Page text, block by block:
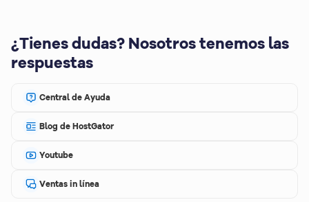
¿Tienes dudas? Nosotros tenemos las
respuestas
Central de Ayuda
Blog de HostGator
Youtube
Ventas in línea